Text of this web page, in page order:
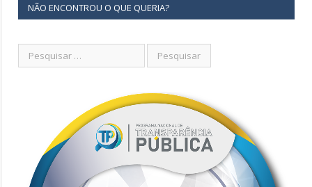
NÃO ENCONTROU O QUE QUERIA?